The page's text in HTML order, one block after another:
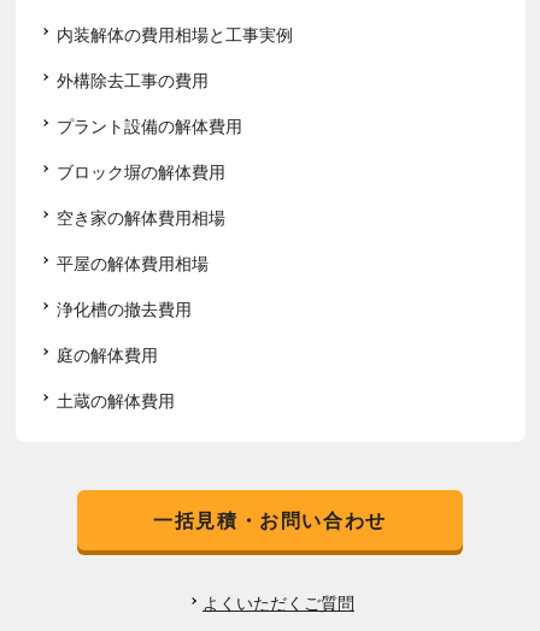
内装解体の費用相場と工事実例
外構除去工事の費用
プラント設備の解体費用
ブロック塀の解体費用
空き家の解体費用相場
平屋の解体費用相場
浄化槽の撤去費用
庭の解体費用
土蔵の解体費用
一括見積・お問い合わせ
よくいただくご質問